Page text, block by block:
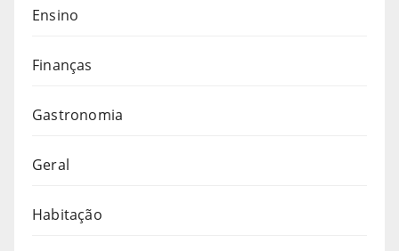
Ensino
Finanças
Gastronomia
Geral
Habitação